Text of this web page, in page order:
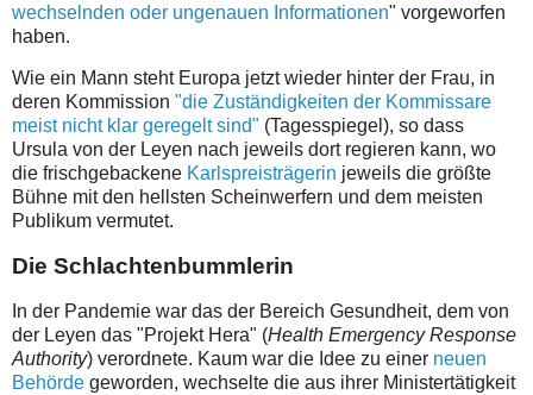
wechselnden oder ungenauen Informationen" vorgeworfen
haben.
Wie ein Mann steht Europa jetzt wieder hinter der Frau, in
deren Kommission "die Zuständigkeiten der Kommissare
meist nicht klar geregelt sind" (Tagesspiegel), so dass
Ursula von der Leyen nach jeweils dort regieren kann, wo
die frischgebackene Karlspreisträgerin jeweils die größte
Bühne mit den hellsten Scheinwerfern und dem meisten
Publikum vermutet.
Die Schlachtenbummlerin
In der Pandemie war das der Bereich Gesundheit, dem von
der Leyen das "Projekt Hera" (Health Emergency Response
Authority) verordnete. Kaum war die Idee zu einer neuen
Behörde geworden, wechselte die aus ihrer Ministertätigkeit